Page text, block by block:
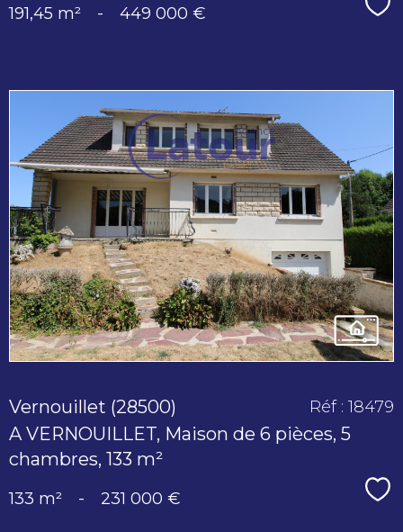
191,45 m² - 449 000 €
voir le
bien
Vernouillet (28500)
A VERNOUILLET, Maison de 6 pièces, 5
chambres, 133 m²
Réf : 18479
133 m² - 231 000 €